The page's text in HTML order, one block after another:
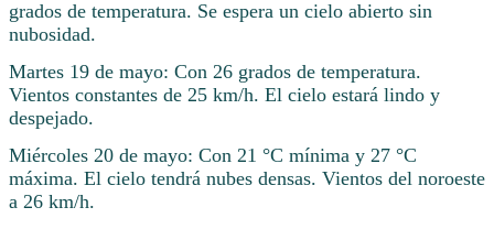
grados de temperatura. Se espera un cielo abierto sin
nubosidad.
Martes 19 de mayo: Con 26 grados de temperatura.
Vientos constantes de 25 km/h. El cielo estará lindo y
despejado.
Miércoles 20 de mayo: Con 21 °C mínima y 27 °C
máxima. El cielo tendrá nubes densas. Vientos del noroeste
a 26 km/h.